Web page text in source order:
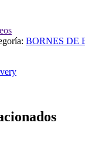
BORNES DE